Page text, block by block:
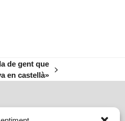
de gent que
en castellà»